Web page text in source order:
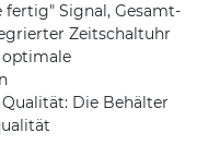
Signal, Gesamt-
Zeitschaltuhr
optimale
Die Behälter